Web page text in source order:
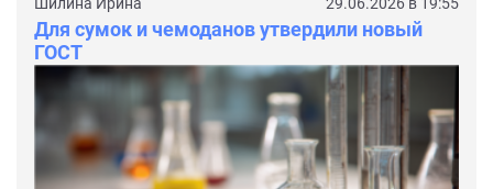
Для сумок и чемоданов утвердили новый
ГОСТ